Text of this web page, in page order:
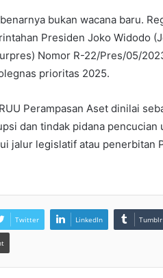
bukan wacana baru.
Presiden Joko Widodo
Nomor R-22/Pres/05/
prioritas 2025.
Perampasan Aset dinilai
dan tindak pidana
jalur legislatif atau penerbitan
Twitter LinkedIn Tumblr